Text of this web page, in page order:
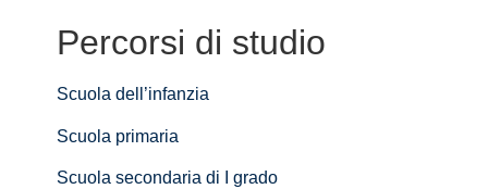
Percorsi di studio
Scuola dell’infanzia
Scuola primaria
Scuola secondaria di I grado